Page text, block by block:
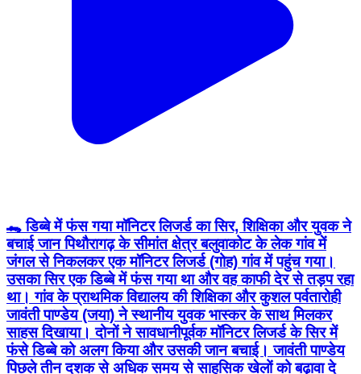
🐊 डिब्बे में फंस गया मॉनिटर लिजर्ड का सिर, शिक्षिका और युवक ने
बचाई जान पिथौरागढ़ के सीमांत क्षेत्र बलुवाकोट के लेक गांव में
जंगल से निकलकर एक मॉनिटर लिजर्ड (गोह) गांव में पहुंच गया।
उसका सिर एक डिब्बे में फंस गया था और वह काफी देर से तड़प रहा
था। गांव के प्राथमिक विद्यालय की शिक्षिका और कुशल पर्वतारोही
जावंती पाण्डेय (जया) ने स्थानीय युवक भास्कर के साथ मिलकर
साहस दिखाया। दोनों ने सावधानीपूर्वक मॉनिटर लिजर्ड के सिर में
फंसे डिब्बे को अलग किया और उसकी जान बचाई। जावंती पाण्डेय
पिछले तीन दशक से अधिक समय से साहसिक खेलों को बढ़ावा दे